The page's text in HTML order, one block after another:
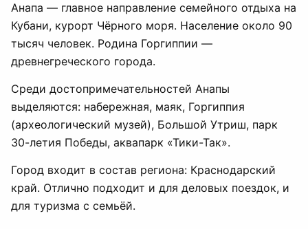
Анапа — главное направление семейного отдыха на
Кубани, курорт Чёрного моря. Население около 90
тысяч человек. Родина Горгиппии —
древнегреческого города.
Среди достопримечательностей Анапы
выделяются: набережная, маяк, Горгиппия
(археологический музей), Большой Утриш, парк
30-летия Победы, аквапарк «Тики-Так».
Город входит в состав региона: Краснодарский
край. Отлично подходит и для деловых поездок, и
для туризма с семьёй.